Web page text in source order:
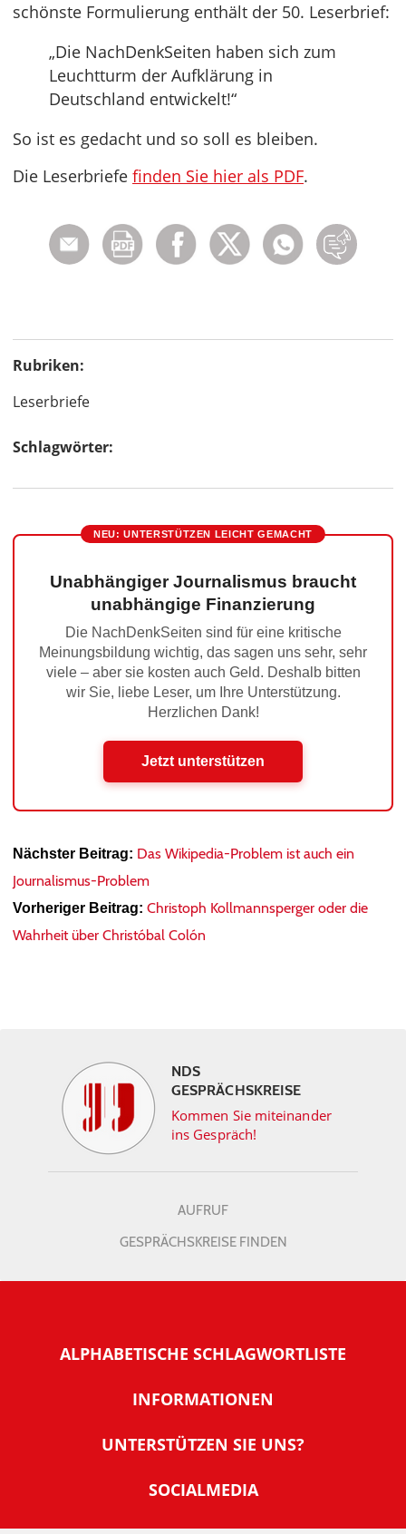
schönste Formulierung enthält der 50. Leserbrief:
„Die NachDenkSeiten haben sich zum
Leuchtturm der Aufklärung in
Deutschland entwickelt!“
So ist es gedacht und so soll es bleiben.
Die Leserbriefe finden Sie hier als PDF.
Rubriken:
Leserbriefe
Schlagwörter:
NEU: UNTERSTÜTZEN LEICHT GEMACHT
Unabhängiger Journalismus braucht
unabhängige Finanzierung
Die NachDenkSeiten sind für eine kritische
Meinungsbildung wichtig, das sagen uns sehr, sehr
viele – aber sie kosten auch Geld. Deshalb bitten
wir Sie, liebe Leser, um Ihre Unterstützung.
Herzlichen Dank!
Jetzt unterstützen
Nächster Beitrag: Das Wikipedia-Problem ist auch ein
Journalismus-Problem
Vorheriger Beitrag: Christoph Kollmannsperger oder die
Wahrheit über Christóbal Colón
NDS
GESPRÄCHSKREISE
Kommen Sie miteinander
ins Gespräch!
AUFRUF
GESPRÄCHSKREISE FINDEN
ALPHABETISCHE SCHLAGWORTLISTE
INFORMATIONEN
Warum NachDenkSeiten
Tipps zur Nutzung der NachDenkSeiten
Banner und E-Mail-Signaturen
UNTERSTÜTZEN SIE UNS?
SOCIALMEDIA